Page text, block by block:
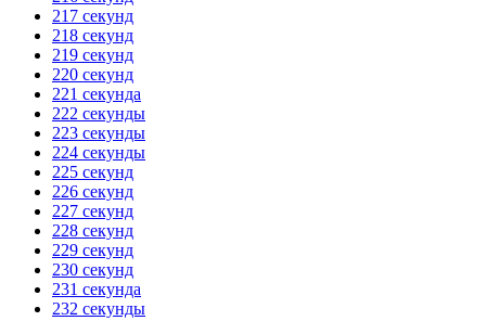
217 секунд
218 секунд
219 секунд
220 секунд
221 секунда
222 секунды
223 секунды
224 секунды
225 секунд
226 секунд
227 секунд
228 секунд
229 секунд
230 секунд
231 секунда
232 секунды